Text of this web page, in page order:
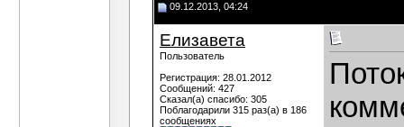
09.12.2013, 04:24
Елизавета
Пользователь
Регистрация: 28.01.2012
Сообщений: 427
Сказал(а) спасибо: 305
Поблагодарили 315 раз(а) в 186
сообщениях